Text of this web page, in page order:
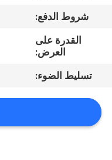
جولة
المعمل
مراقبة
الجودة
شروط الدفع:
القدرة على
العرض:
تسليط الضوء: